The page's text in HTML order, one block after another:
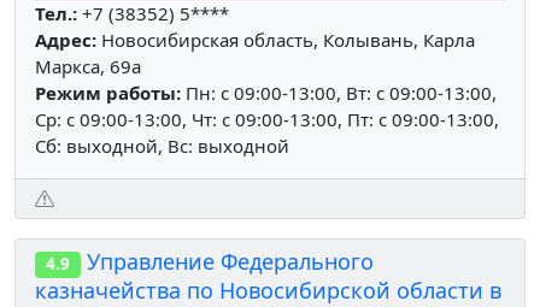
Тел.: +7 (38352) 5****
Адрес: Новосибирская область, Колывань, Карла
Маркса, 69а
Режим работы: Пн: c 09:00-13:00, Вт: c 09:00-13:00,
Ср: c 09:00-13:00, Чт: c 09:00-13:00, Пт: c 09:00-13:00,
Сб: выходной, Вс: выходной
4.9
Управление Федерального
казначейства по Новосибирской области в